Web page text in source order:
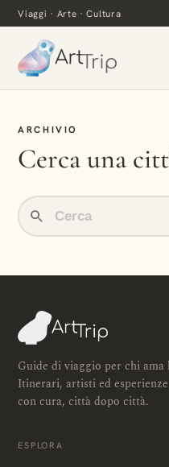
Viaggi · Arte · Cultura
ARCHIVIO
Cerca una
Guide di viaggio per chi ama
Itinerari, artisti ed
con cura, città dopo città.
ESPLORA